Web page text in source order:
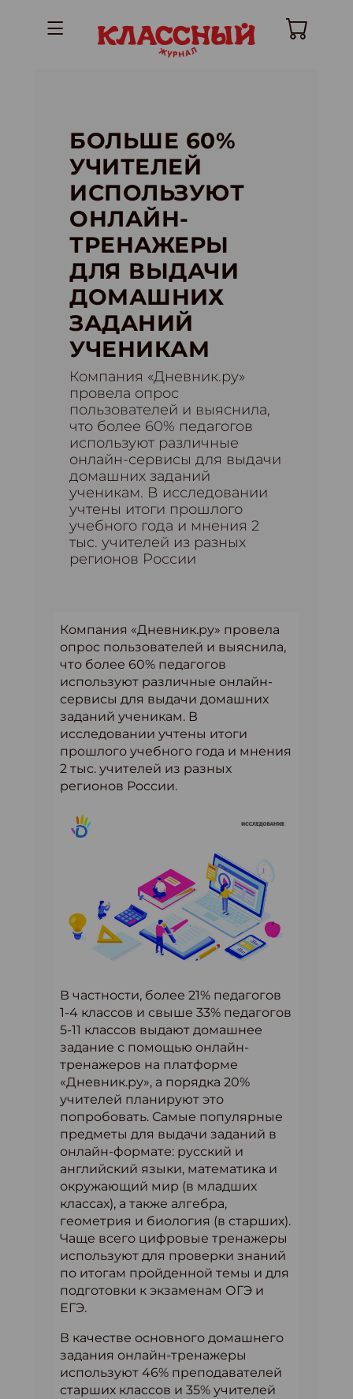
БОЛЬШЕ 60%
УЧИТЕЛЕЙ
ИСПОЛЬЗУЮТ
ОНЛАЙН-
ТРЕНАЖЕРЫ
ДЛЯ ВЫДАЧИ
ДОМАШНИХ
ЗАДАНИЙ
УЧЕНИКАМ
Компания «Дневник.ру»
провела опрос
пользователей и выяснила,
что более 60% педагогов
используют различные
онлайн-сервисы для выдачи
домашних заданий
ученикам. В исследовании
учтены итоги прошлого
учебного года и мнения 2
тыс. учителей из разных
регионов России
Компания «Дневник.ру» провела
опрос пользователей и выяснила,
что более 60% педагогов
используют различные онлайн-
сервисы для выдачи домашних
заданий ученикам. В
исследовании учтены итоги
прошлого учебного года и мнения
2 тыс. учителей из разных
регионов России.
В частности, более 21% педагогов
1-4 классов и свыше 33% педагогов
5-11 классов выдают домашнее
задание с помощью онлайн-
тренажеров на платформе
«Дневник.ру», а порядка 20%
учителей планируют это
попробовать. Самые популярные
предметы для выдачи заданий в
онлайн-формате: русский и
английский языки, математика и
окружающий мир (в младших
классах), а также алгебра,
геометрия и биология (в старших).
Чаще всего цифровые тренажеры
используют для проверки знаний
по итогам пройденной темы и для
подготовки к экзаменам ОГЭ и
ЕГЭ.
В качестве основного домашнего
задания онлайн-тренажеры
используют 46% преподавателей
старших классов и 35% учителей